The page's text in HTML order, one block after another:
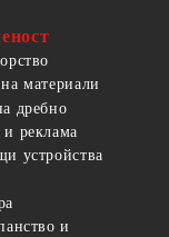
материали
дребно
реклама
устройства
и